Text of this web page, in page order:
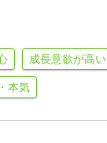
成長意欲が高い
本気